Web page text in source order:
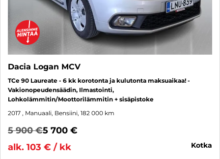
Dacia Logan MCV
TCe 90 Laureate - 6 kk korotonta ja kulutonta maksuaikaa! -
Vakionopeudensäädin, Ilmastointi,
Lohkolämmitin/Moottorilämmitin + sisäpistoke
2017 , Manuaali, Bensiini, 182 000 km
5 900 €5 700 €
alk. 103 € / kk
kotka